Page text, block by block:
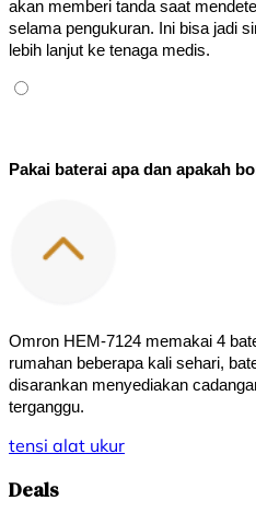
akan memberi tanda saat
selama pengukuran. Ini bisa jadi
lebih lanjut ke tenaga medis.
Pakai baterai apa dan apakah
Omron HEM-7124 memakai 4
rumahan beberapa kali sehari,
disarankan menyediakan
terganggu.
tensi alat ukur
Deals